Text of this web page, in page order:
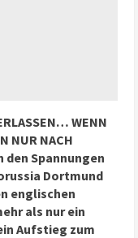
WENN
NUR NACH
den Spannungen
Dortmund
englischen
als nur ein
Aufstieg zum